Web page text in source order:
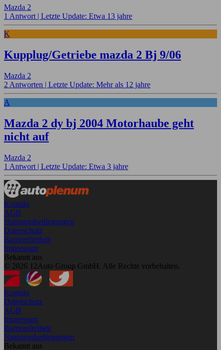
Mazda 2
1 Antwort | Letzte Update: Etwa 13 jahre
K
Kupplug/Getriebe mazda 2 Bj 9/06
Mazda 2
2 Antworten | Letzte Update: Mehr als 12 jahre
A
Mazda 2 dy bj 2004 Motorhaube geht
nicht auf
Mazda 2
1 Antwort | Letzte Update: Etwa 3 jahre
Kontakt
AGB
Nutzungsbedingungen
Datenschutz
Barrierefreiheit
Impressum
Bekannt aus
© 2026 12Auto Group GmbH. Alle Rechte vorbehalten.
Kontakt
Datenschutz
AGB
Impressum
Barrierefreiheit
Nutzungsbedingungen
Bekannt aus